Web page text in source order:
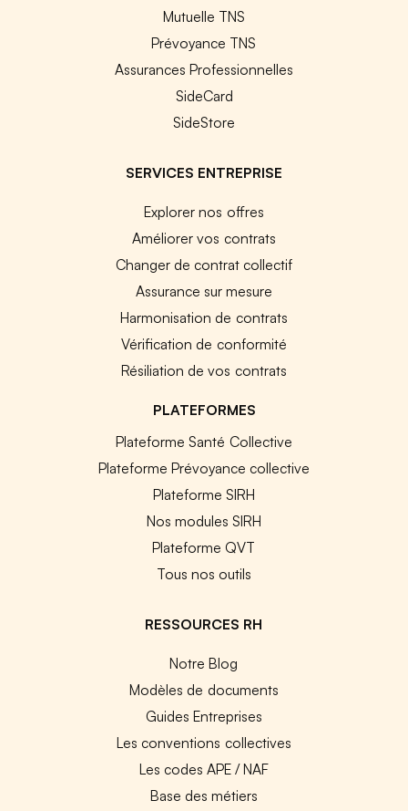
Mutuelle TNS
Prévoyance TNS
Assurances Professionnelles
SideCard
SideStore
SERVICES ENTREPRISE
Explorer nos offres
Améliorer vos contrats
Changer de contrat collectif
Assurance sur mesure
Harmonisation de contrats
Vérification de conformité
Résiliation de vos contrats
PLATEFORMES
Plateforme Santé Collective
Plateforme Prévoyance collective
Plateforme SIRH
Nos modules SIRH
Plateforme QVT
Tous nos outils
RESSOURCES RH
Notre Blog
Modèles de documents
Guides Entreprises
Les conventions collectives
Les codes APE / NAF
Base des métiers